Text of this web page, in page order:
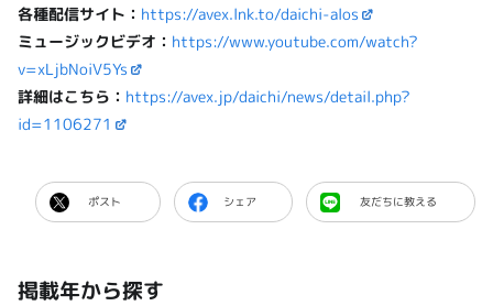
各種配信サイト： https://avex.lnk.to/daichi-alos
ミュージックビデオ： https://www.youtube.com/watch?
v=xLjbNoiV5Ys
詳細はこちら： https://avex.jp/daichi/news/detail.php?
id=1106271
ポスト シェア 友だちに教える
掲載年から探す